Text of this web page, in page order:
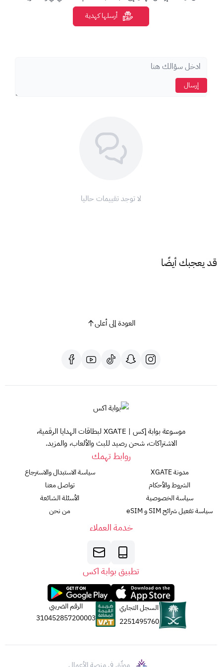
تنفيذ Wishes للحصول على شخصيات وأسلحة
تعزيز تقدمك داخل اللعبة بشكل أسرع
اختيار السيرفر المناسب
يتم شحن الكريستالات مباشرة إلى الحساب
ملاحظات مهمة:
الشحن يتم للحساب مباشرة وليس كود
هذا المنتج مناسب لجميع اللاعبين الراغبين في تطوير حسابهم داخل
Genshin Impact بسرعة وأمان، ويعد خياراً مثالياً للحصول على
أرسلها كهدية
إرسال
لا توجد تقييمات حاليا
قد يعجبك أيضًا
العودة إلى أعلى
موسوعة بوابة إكس | XGATE لبطاقات الهدايا الرقمية،
الاشتراكات، شحن رصيد للبث والألعاب، والمزيد.
روابط تهمك
مدونة XGATE
الشروط والأحكام
سياسة الخصوصية
سياسة تفعيل شرائح SIM و eSIM
سياسة الاستبدال والاسترجاع
تواصل معنا
الأسئلة الشائعة
من نحن
خدمة العملاء
تطبيق بوابة اكس
السجل التجاري
2251495760
الرقم الضريبي
310452857200003